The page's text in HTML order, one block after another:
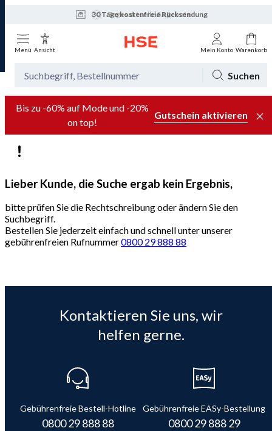
30 Tage kostenfreie Rücksendung
Tagesaktuelle Angebote
Menü Ansicht Mein Konto Warenkorb
Suchen
Bis zu -60% auf Mode und -20%
on top!
Gutschein aktivieren
Lieber Kunde, die Suche ergab kein Ergebnis,
bitte prüfen Sie die Rechtschreibung oder ändern Sie den
Suchbegriff.
Bestellen Sie jederzeit einfach und schnell unter unserer
gebührenfreien Rufnummer0800 29 888 88
Kontaktieren Sie uns, wir
helfen gerne.
Gebührenfreie Bestell-Hotline
0800 29 888 88
Gebührenfreie EASy-Bestellung
0800 29 888 29